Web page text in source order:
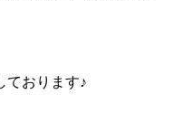
ております♪